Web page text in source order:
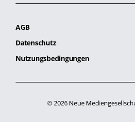
AGB
Datenschutz
Nutzungsbedingungen
© 2026 Neue